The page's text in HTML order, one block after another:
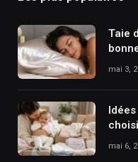
Taie
mai 3,
mai 6,